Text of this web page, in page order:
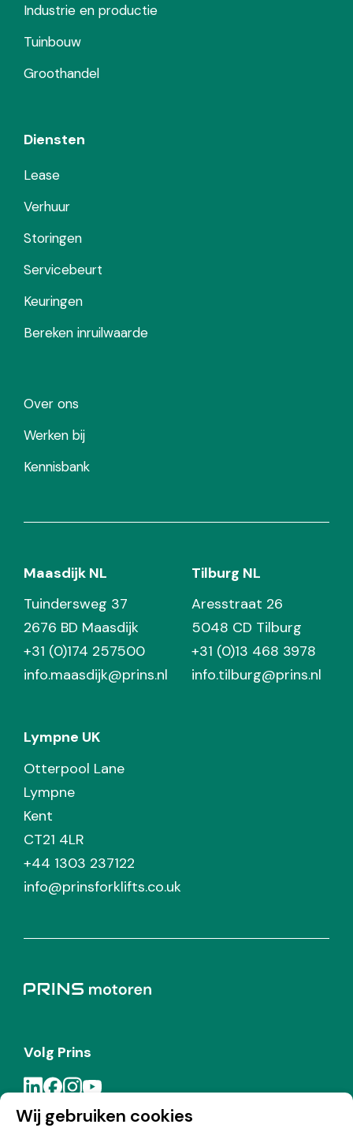
Wij gebruiken cookies
Industrie en productie
Tuinbouw
Groothandel
Diensten
Lease
Verhuur
Storingen
Servicebeurt
Keuringen
Bereken inruilwaarde
Over ons
Werken bij
Kennisbank
Maasdijk NL
Tuindersweg 37
2676 BD Maasdijk
+31 (0)174 257500
info.maasdijk@prins.nl
Tilburg NL
Aresstraat 26
5048 CD Tilburg
+31 (0)13 468 3978
info.tilburg@prins.nl
Lympne UK
Otterpool Lane
Lympne
Kent
CT21 4LR
+44 1303 237122
info@prinsforklifts.co.uk
Volg Prins